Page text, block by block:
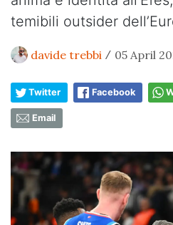
temibili outsider
davide trebbi / 05 April
Twitter Facebook
Email